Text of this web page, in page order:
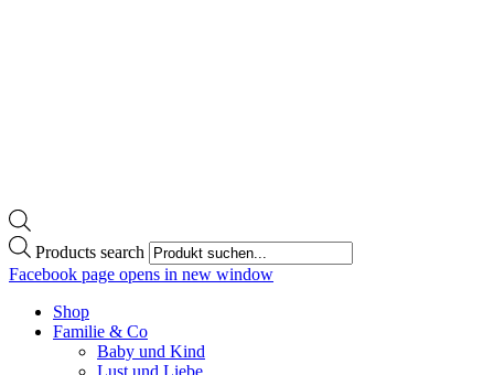
Products search
Facebook page opens in new window
Shop
Familie & Co
Baby und Kind
Lust und Liebe